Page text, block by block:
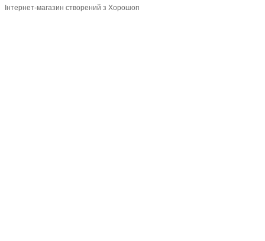
Інтернет-магазин створений з Хорошоп